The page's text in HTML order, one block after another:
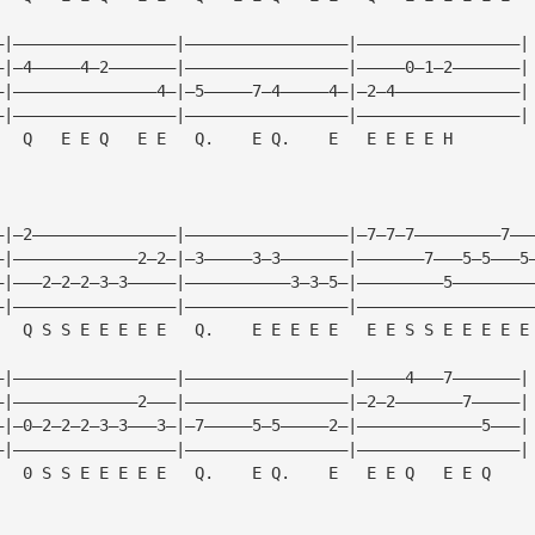
Q   E E Q   E E   Q.    E Q.    E   E E E E H
Q S S E E E E E   Q.    E E E E E   E E S S E E E E E
0 S S E E E E E   Q.    E Q.    E   E E Q   E E Q